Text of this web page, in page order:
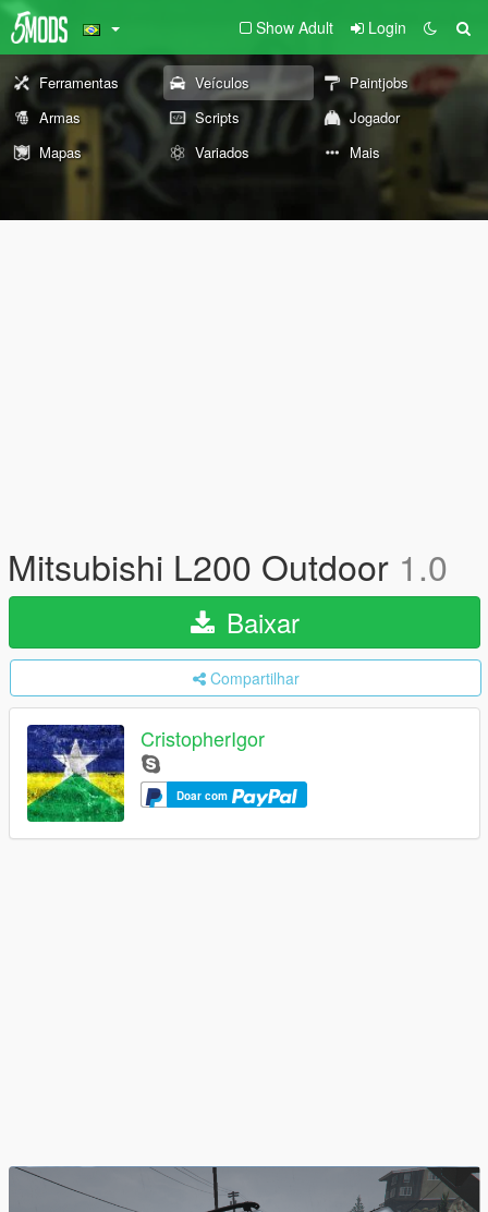
Show Adult Login
Ferramentas Veículos
Paintjobs
Armas
Scripts
Jogador
Mapas
Variados Mais
Mitsubishi L200 Outdoor 1.0
Baixar
Compartilhar
CristopherIgor
Doar com